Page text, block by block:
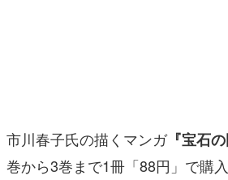
市川春子氏の描くマンガ『宝石の
巻から3巻まで1冊「88円」で購